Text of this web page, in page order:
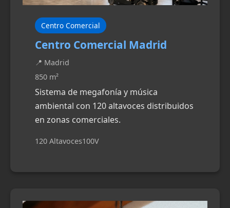
Centro Comercial
Centro Comercial Madrid
📍 Madrid
850 m²
Sistema de megafonía y música
ambiental con 120 altavoces distribuidos
en zonas comerciales.
120 Altavoces100V